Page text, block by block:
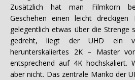
Zusätzlich hat man Filmkorn
Geschehen einen leicht
gelegentlich etwas über die Strenge
gedreht, liegt der UHD ein
herunterskaliertes 2K – Master
entsprechend auf 4K hochskaliert.
aber nicht. Das zentrale Manko der